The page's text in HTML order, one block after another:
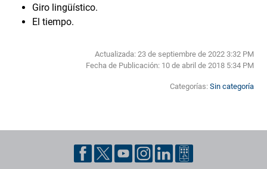
Giro lingüístico.
El tiempo.
Actualizada: 23 de septiembre de 2022 3:32 PM
Fecha de Publicación: 10 de abril de 2018 5:34 PM
Categorías: Sin categoría
Pie de página con información de contacto, redes sociales y datos